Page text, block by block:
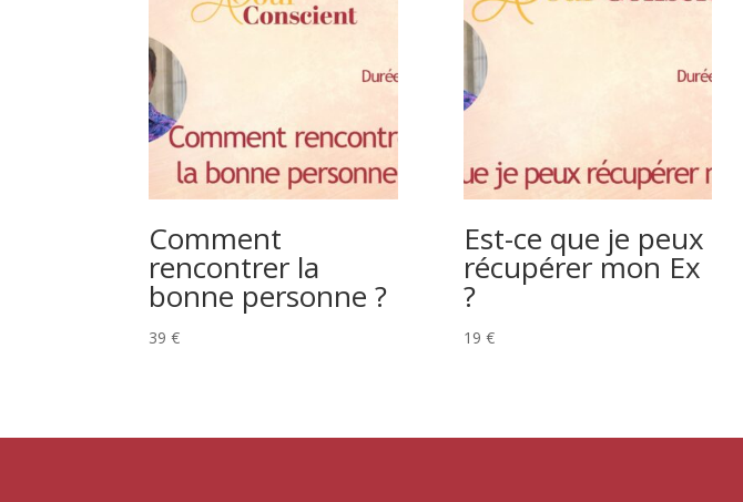
Comment
rencontrer la
bonne personne ?
39€
Est-ce que je peux
récupérer mon Ex
?
19 €